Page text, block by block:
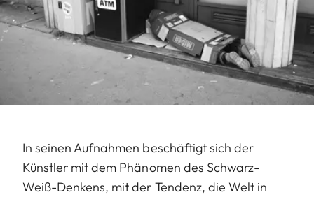
In seinen Aufnahmen beschäftigt sich der
Künstler mit dem Phänomen des Schwarz-
Weiß-Denkens, mit der Tendenz, die Welt in